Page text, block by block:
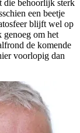
die behoorlijk sterk
een beetje
blijft wel op
genoeg om het
de komende
voorlopig dan